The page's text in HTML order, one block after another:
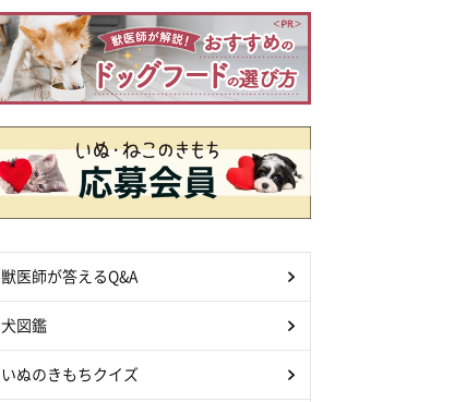
獣医師が答えるQ&A
犬図鑑
いぬのきもちクイズ